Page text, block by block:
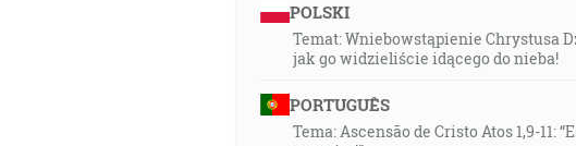
POLSKI
Temat: Wniebowstąpienie Chrystusa
jak go widzieliście idącego do nieba!
PORTUGUÊS
Tema: Ascensão de Cristo Atos 1,9-11: